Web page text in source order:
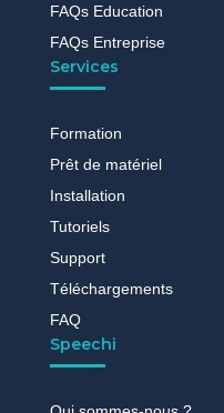
FAQs Education
FAQs Entreprise
Services
Formation
Prêt de matériel
Installation
Tutoriels
Support
Téléchargements
FAQ
Speechi